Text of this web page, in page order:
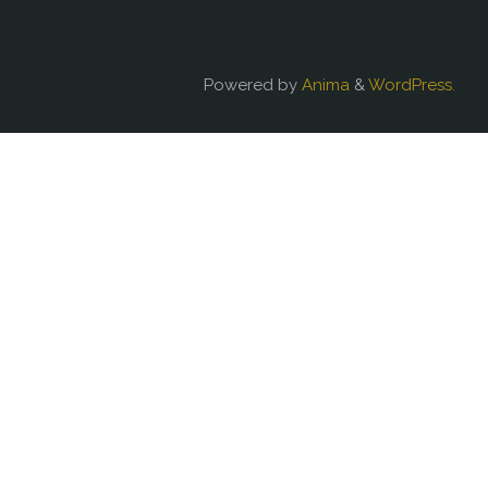
Powered by Anima &WordPress.